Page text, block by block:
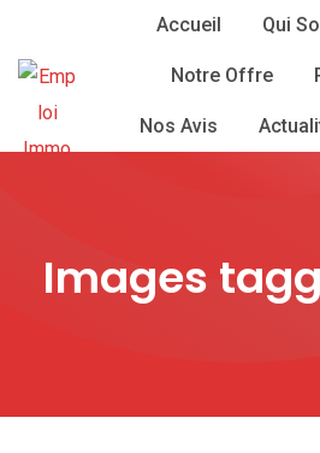
content
Accueil Qui
Notre Offre
Nos Avis
Images